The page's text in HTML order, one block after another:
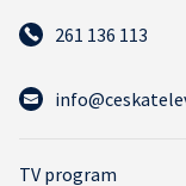
261 136 113
TV program